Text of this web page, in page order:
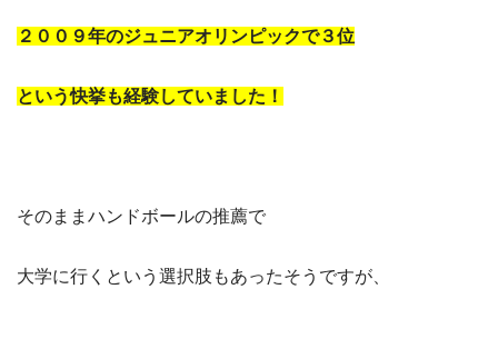
２００９年のジュニアオリンピックで３位
という快挙も経験していました！
そのままハンドボールの推薦で
大学に行くという選択肢もあったそうですが、